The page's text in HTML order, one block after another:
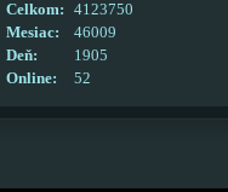
Online: 52
Celkom:
4123750
Mesiac:
46009
Deň:
1905